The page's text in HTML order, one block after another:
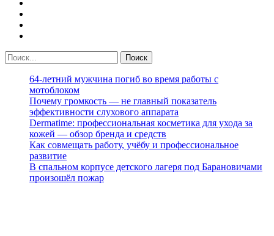
64-летний мужчина погиб во время работы с
мотоблоком
Почему громкость — не главный показатель
эффективности слухового аппарата
Dermatime: профессиональная косметика для ухода за
кожей — обзор бренда и средств
Как совмещать работу, учёбу и профессиональное
развитие
В спальном корпусе детского лагеря под Барановичами
произошёл пожар